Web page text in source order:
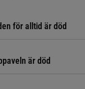
för alltid är död
är död